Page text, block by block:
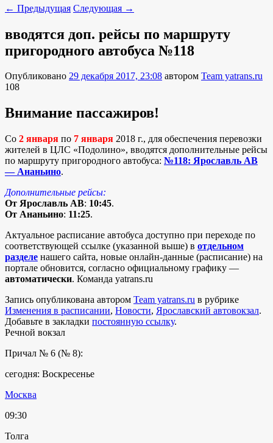
← Предыдущая Следующая →
вводятся доп. рейсы по маршруту
пригородного автобуса №118
Опубликовано 29 декабря 2017, 23:08 автором Team yatrans.ru
108
Внимание пассажиров!
Со 2 января по 7 января 2018 г., для обеспечения перевозки
жителей в ЦЛС «Подолино», вводятся дополнительные рейсы
по маршруту пригородного автобуса: №118: Ярославль АВ
— Ананьино.
Дополнительные рейсы:
От Ярославль АВ: 10:45.
От Ананьино: 11:25.
Актуальное расписание автобуса доступно при переходе по
соответствующей ссылке (указанной выше) в отдельном
разделе нашего сайта, новые онлайн-данные (расписание) на
портале обновится, согласно официальному графику —
автоматически. Команда yatrans.ru
Запись опубликована автором Team yatrans.ru в рубрике
Изменения в расписании, Новости, Ярославский автовокзал.
Добавьте в закладки постоянную ссылку.
Речной вокзал
Причал № 6 (№ 8):
сегодня: Воскресенье
Москва
09:30
Толга